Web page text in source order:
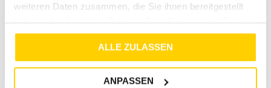
weiteren Daten zusammen, die Sie ihnen bereitgestellt
gesammelt haben.
ALLE ZULASSEN
ANPASSEN
50% 30%